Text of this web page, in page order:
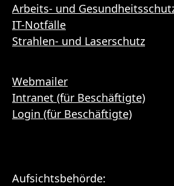
Arbeits- und
IT-Notfälle
Strahlen- und Laserschutz
Webmailer
Intranet (für Beschäftigte)
Login (für Beschäftigte)
Aufsichtsbehörde: